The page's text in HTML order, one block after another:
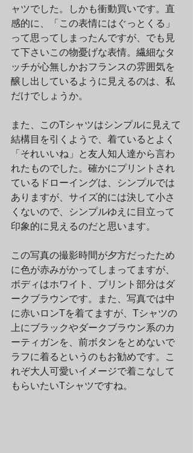
ャツでした。しかも衝動買いです。直
感的に、「この表情にはぐっとくる」
って思ってしまったんですが、でも見
て下さいこの物憂げな表情。繊細なタ
ッチが心無しかおフランスの雰囲気を
醸し出しているように見えるのは、私
だけでしょうか。
また、このTシャツはシンプルに見えて
結構目を引くようで、着ているとよく
「それいいね」と友人知人達から言わ
れたものでした。確かにプリントされ
ているドローイングは、シンプルでは
ありますが、サイズ的には決して小さ
くないので、シンプルゆえに目立って
印象的に見えるのだと思います。
この写真の撮影時間が夕方だったため
に色が赤みがかってしまってますが、
ボディはホワイト、プリント部分はダ
ークブラウンです。また、写真では中
に赤いロンTを着てますが、Tシャツの
上にブラックやダークブラウン系のカ
ーティガンを、前ボタンをとめないで
ラフに着るというのもお勧めです。こ
れぞ大人可愛いイメージで着こなして
もらいたいTシャツですね。